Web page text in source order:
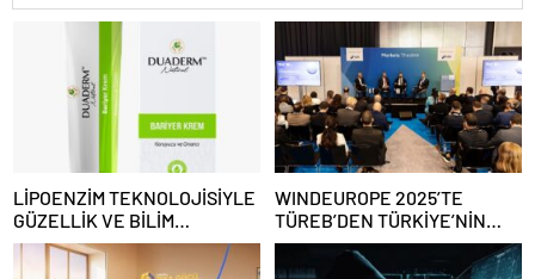
LİPOENZİM TEKNOLOJİSİYLE
GÜZELLİK VE BİLİM
BULUŞUYOR
WINDEUROPE 2025’TE
TÜREB’DEN TÜRKİYE’NİN
RÜZGAR SEKTÖRÜNE
YÖNELİK GÜÇLÜ ÇAĞRI